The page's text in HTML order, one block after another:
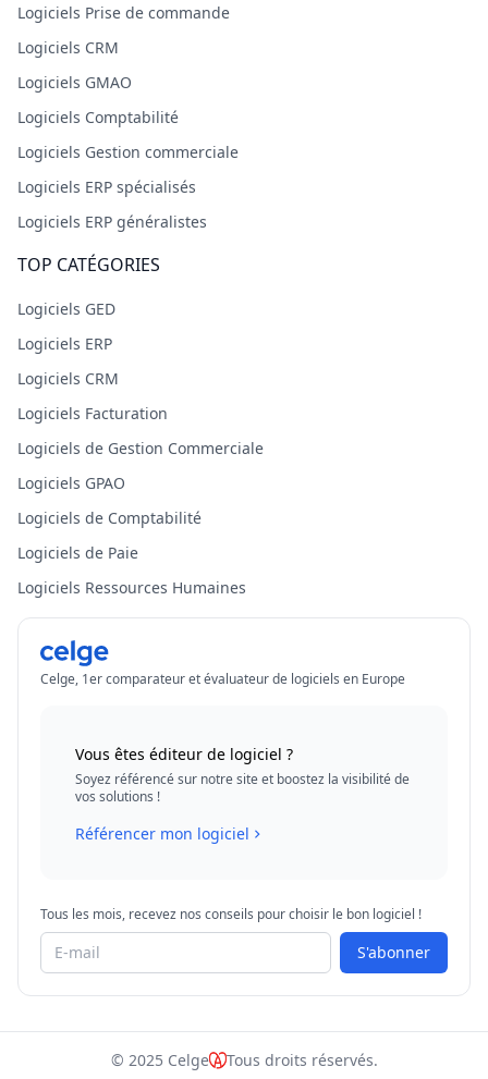
Logiciels Prise de commande
Logiciels CRM
Logiciels GMAO
Logiciels Comptabilité
Logiciels Gestion commerciale
Logiciels ERP spécialisés
Logiciels ERP généralistes
TOP CATÉGORIES
Logiciels GED
Logiciels ERP
Logiciels CRM
Logiciels Facturation
Logiciels de Gestion Commerciale
Logiciels GPAO
Logiciels de Comptabilité
Logiciels de Paie
Logiciels Ressources Humaines
Celge, 1er comparateur et évaluateur de logiciels en Europe
Vous êtes éditeur de logiciel ?
Soyez référencé sur notre site et boostez la visibilité de
vos solutions !
Référencer mon logiciel
Tous les mois, recevez nos conseils pour choisir le bon logiciel !
S'abonner
© 2025 Celge Tous droits réservés.